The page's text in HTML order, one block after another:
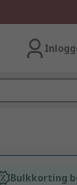
Bulkkorting